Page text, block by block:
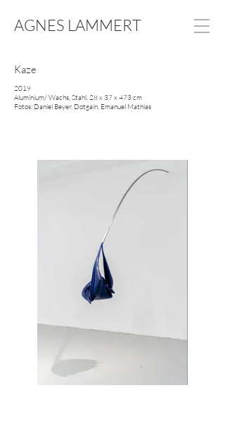
AGNES LAMMERT
Kaze
2019
Aluminium/ Wachs, Stahl, 28 x 37 x 473 cm
Fotos: Daniel Beyer, Dotgain, Emanuel Mathias